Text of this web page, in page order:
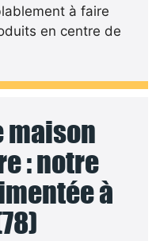
à faire
en centre de
maison
: notre
à